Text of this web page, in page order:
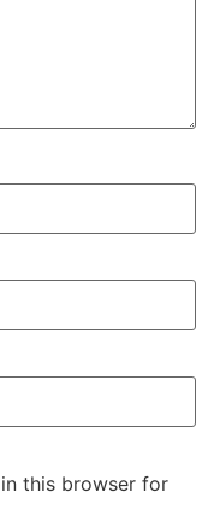
this browser for